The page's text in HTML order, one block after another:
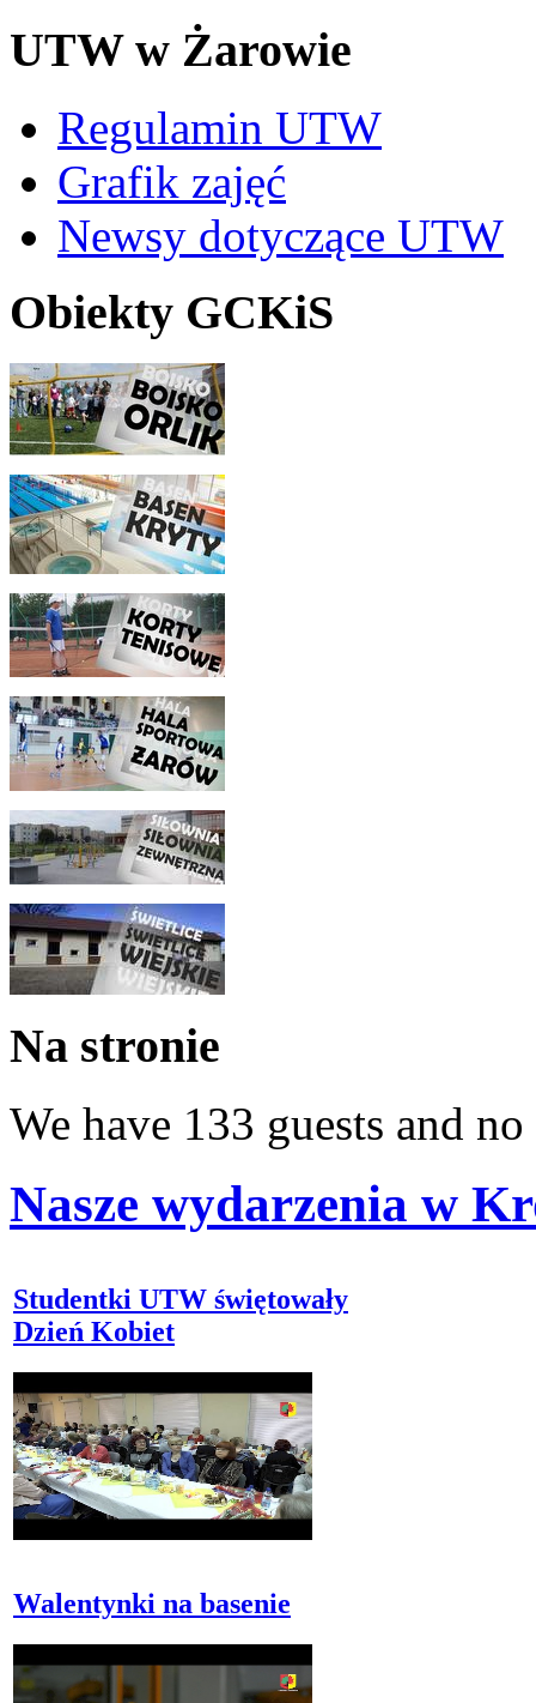
UTW w Żarowie
Regulamin UTW
Grafik zajęć
Newsy dotyczące UTW
Obiekty GCKiS
Na stronie
We have 133 guests and
Nasze wydarzenia w
Studentki UTW świętowały
Dzień Kobiet
Walentynki na basenie